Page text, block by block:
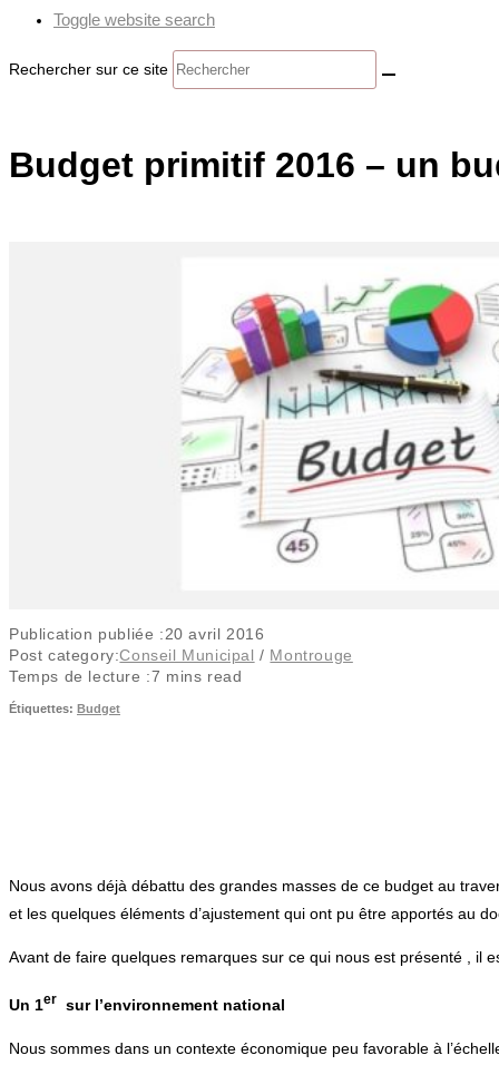
Toggle website search
Rechercher sur ce site
Budget primitif 2016 – un
Publication publiée :20 avril 2016
Post category:Conseil Municipal / Montrouge
Temps de lecture :7 mins read
Étiquettes: Budget
Nous avons déjà débattu des grandes masses de ce budget au
et les quelques éléments d’ajustement qui ont pu être apportés au
Avant de faire quelques remarques sur ce qui nous est présenté , il
Un 1er sur l’environnement national
Nous sommes dans un contexte économique peu favorable à